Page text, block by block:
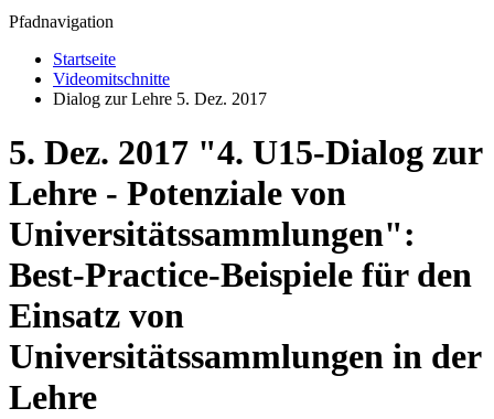
Pfadnavigation
Startseite
Videomitschnitte
Dialog zur Lehre 5. Dez. 2017
5. Dez. 2017 "4. U15-Dialog zur
Lehre - Potenziale von
Universitätssammlungen":
Best-Practice-Beispiele für den
Einsatz von
Universitätssammlungen in der
Lehre